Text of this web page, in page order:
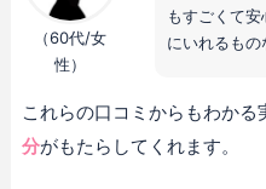
（60代/女
性）
もすごくて
にいれるもの
これらの口コミからもわかる
分がもたらしてくれます。